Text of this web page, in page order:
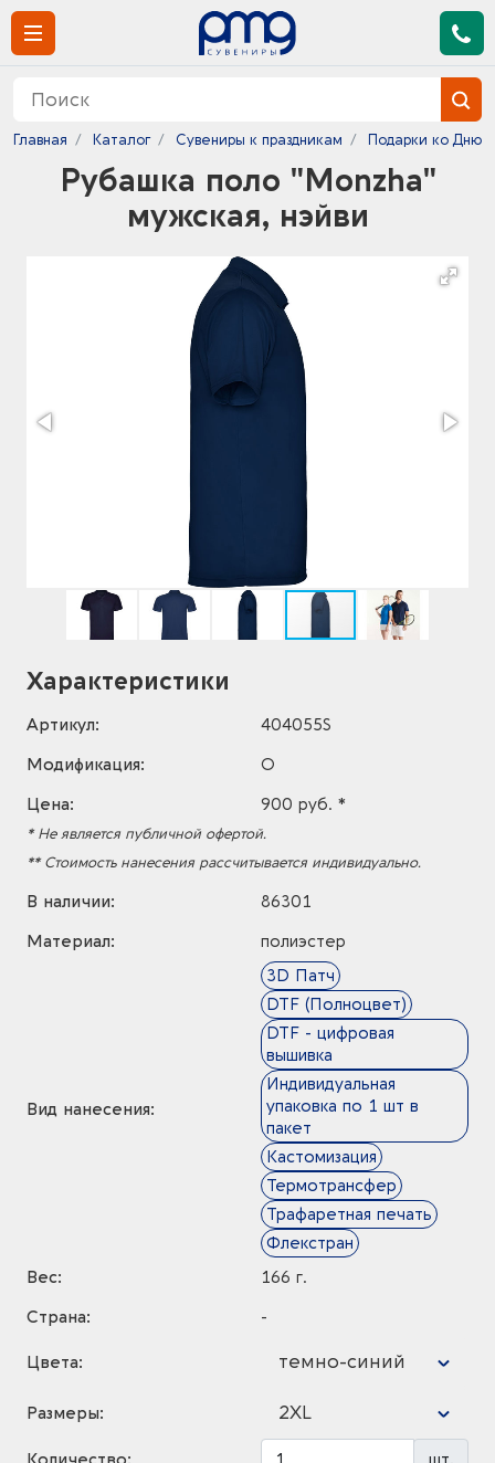
Главная Каталог Сувениры к праздникам Подарки ко Дню
Рубашка поло "Monzha"
мужская, нэйви
Характеристики
Артикул:
404055S
Модификация:
O
Цена:
900 руб. *
* Не является публичной офертой.
** Стоимость нанесения рассчитывается индивидуально.
В наличии:
86301
Материал:
полиэстер
Вид нанесения:
3D Патч
DTF (Полноцвет)
DTF - цифровая
вышивка
Индивидуальная
упаковка по 1 шт в
пакет
Кастомизация
Термотрансфер
Трафаретная печать
Флекстран
Вес:
166 г.
Страна:
-
Цвета: темно-синий
Размеры: 2XL